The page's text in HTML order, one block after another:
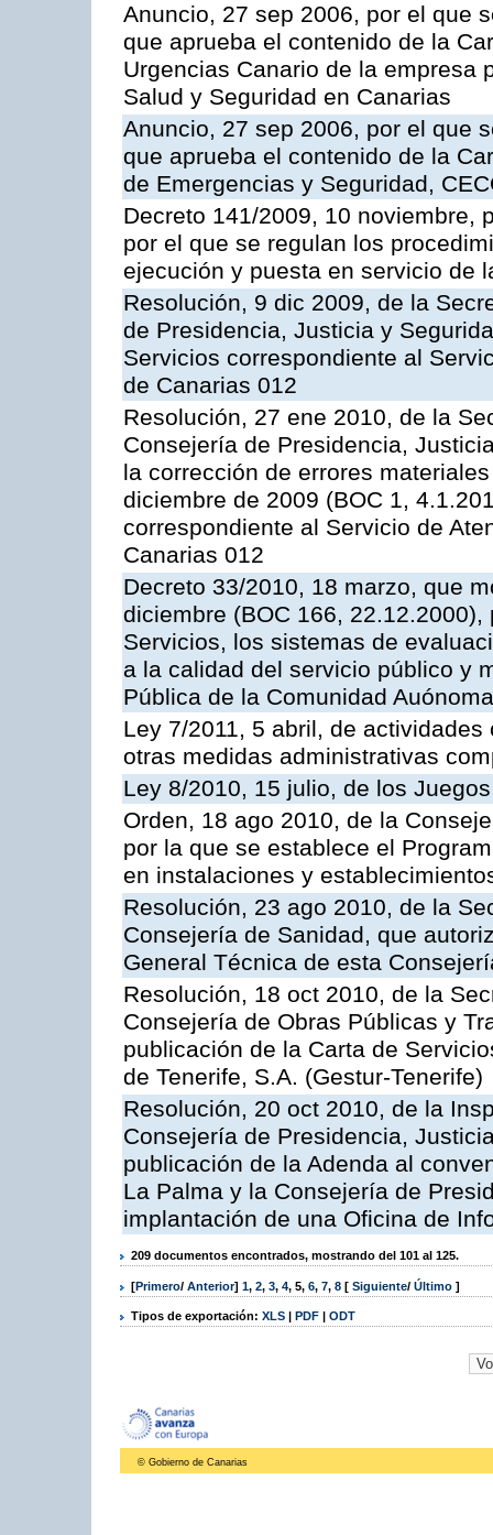
Anuncio, 27 sep 2006, por el que
que aprueba el contenido de la
Urgencias Canario de la empresa
Salud y Seguridad en Canarias
Anuncio, 27 sep 2006, por el que
que aprueba el contenido de la
de Emergencias y Seguridad,
Decreto 141/2009, 10 noviembre,
por el que se regulan los
ejecución y puesta en servicio de
Resolución, 9 dic 2009, de la
de Presidencia, Justicia y
Servicios correspondiente al
de Canarias 012
Resolución, 27 ene 2010, de la
Consejería de Presidencia,
la corrección de errores
diciembre de 2009 (BOC 1,
correspondiente al Servicio de
Canarias 012
Decreto 33/2010, 18 marzo, que
diciembre (BOC 166,
Servicios, los sistemas de
a la calidad del servicio público y
Pública de la Comunidad
Ley 7/2011, 5 abril, de
otras medidas administrativas
Ley 8/2010, 15 julio, de los
Orden, 18 ago 2010, de la
por la que se establece el
en instalaciones y
Resolución, 23 ago 2010, de la
Consejería de Sanidad, que
General Técnica de esta
Resolución, 18 oct 2010, de la
Consejería de Obras Públicas y
publicación de la Carta de
de Tenerife, S.A. (Gestur-Tenerife)
Resolución, 20 oct 2010, de la
Consejería de Presidencia,
publicación de la Adenda al
La Palma y la Consejería de
implantación de una Oficina de
209 documentos encontrados, mostrando del 101 al 125.
[Primero/ Anterior] 1, 2, 3, 4, 5, 6, 7, 8 [ Siguiente/ Último ]
Tipos de exportación: XLS | PDF | ODT
© Gobierno de Canarias